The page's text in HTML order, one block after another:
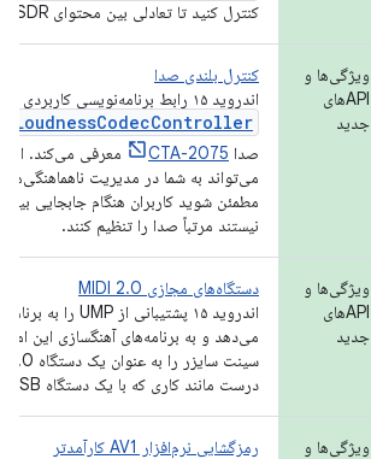
کنترل کنید تا تعادلی بین محتوای SDR و HDR برقرار شود.
ویژگی‌ها و
APIهای
جدید
کنترل بلندی صدا
اندروید ۱۵ رابط برنامه‌نویسی کاربردی
LoudnessCodecController
صدا CTA-2075
معرفی می‌کند. این
می‌تواند به شما در مدیریت
مطمئن شوید کاربران هنگام جابجایی بین
نیستند مرتباً صدا را تنظیم کنند.
ویژگی‌ها و
APIهای
جدید
دستگاه‌های مجازی MIDI 2.0
می‌دهد و به برنامه‌های آهنگسازی این
درست مانند کاری که با یک دستگاه MIDI 2.0 USB انجام می‌دهند.
ویژگی‌ها و
رمزگشایی نرم‌افزار AV1 کارآمدتر